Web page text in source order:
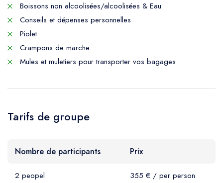
Boissons non alcoolisées/alcoolisées & Eau
Conseils et dépenses personnelles
Piolet
Crampons de marche
Mules et muletiers pour transporter vos bagages.
Tarifs de groupe
Nombre de participants Prix
2 peopel 355 € / per person